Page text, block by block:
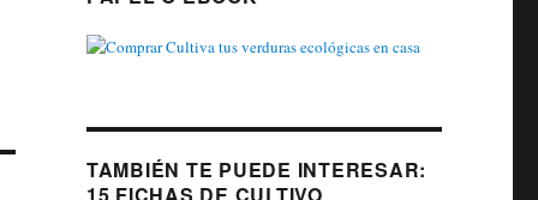
TAMBIÉN TE PUEDE INTERESAR: